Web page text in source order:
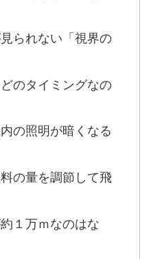
られない「視界の
のタイミングなの
の照明が暗くなる
の量を調節して飛
１万ｍなのはな